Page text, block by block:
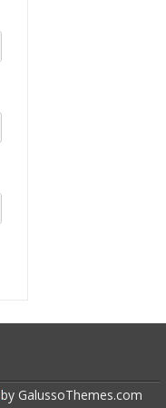
by GalussoThemes.com